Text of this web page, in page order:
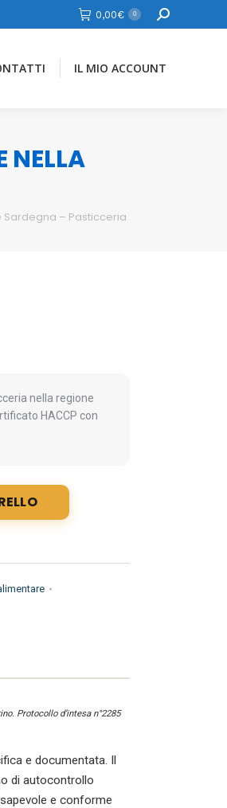
0,00€ 0 Cerca
IL MIO ACCOUNT
NELLA
– Pasticceria
nella regione
HACCP con
Protocollo d’intesa n°2285
e documentata. Il
di autocontrollo
e conforme